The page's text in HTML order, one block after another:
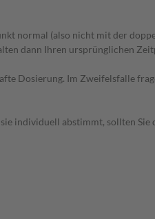
normal (also nicht mit der
dann Ihren ursprünglichen
Dosierung. Im Zweifelsfalle
individuell abstimmt, sollten